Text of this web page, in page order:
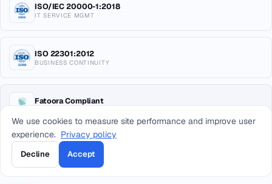
ISO/IEC 20000-1:2018
IT SERVICE MGMT
ISO 22301:2012
BUSINESS CONTINUITY
Fatoora Compliant
© 2026 Arab Sea Information Systems Co. All rights reserved.
PrivacyTermsReturn PolicySitemap
We use cookies to measure site performance and improve user
experience. Privacy policy
Decline Accept